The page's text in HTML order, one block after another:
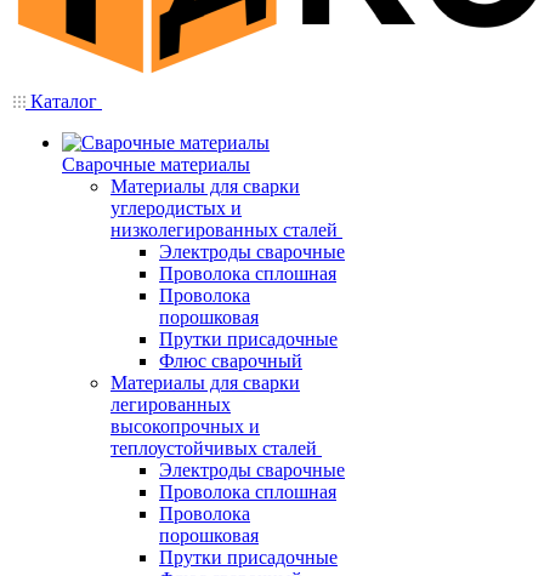
Каталог
Сварочные материалы
Материалы для сварки
углеродистых и
низколегированных сталей
Электроды сварочные
Проволока сплошная
Проволока
порошковая
Прутки присадочные
Флюс сварочный
Материалы для сварки
легированных
высокопрочных и
теплоустойчивых сталей
Электроды сварочные
Проволока сплошная
Проволока
порошковая
Прутки присадочные